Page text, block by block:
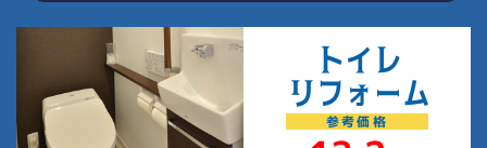
トイレ
リフォーム
参考価格